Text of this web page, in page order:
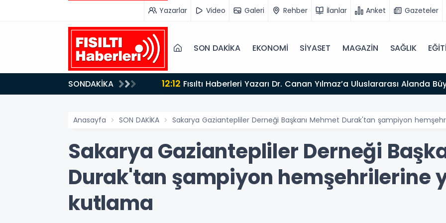
Yazarlar Video Galeri Rehber İlanlar Anket Gazeteler
SON DAKİKA EKONOMİ SİYASET MAGAZİN SAĞLIK
SONDAKİKA 12:12
İlham Ödülü 2026”
Anasayfa SON DAKİKA Sakarya Gaziantepliler Derneği Başkanı Mehmet Durak'tan şampiyon
Sakarya Gaziantepliler Derneği
Durak'tan şampiyon hemşehrilerine
kutlama